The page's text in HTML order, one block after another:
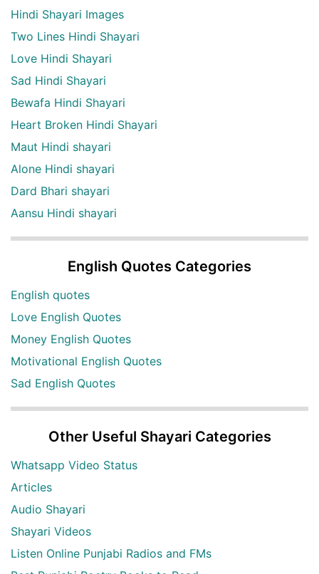
Hindi Shayari Images
Two Lines Hindi Shayari
Love Hindi Shayari
Sad Hindi Shayari
Bewafa Hindi Shayari
Heart Broken Hindi Shayari
Maut Hindi shayari
Alone Hindi shayari
Dard Bhari shayari
Aansu Hindi shayari
English Quotes Categories
English quotes
Love English Quotes
Money English Quotes
Motivational English Quotes
Sad English Quotes
Other Useful Shayari Categories
Whatsapp Video Status
Articles
Audio Shayari
Shayari Videos
Listen Online Punjabi Radios and FMs